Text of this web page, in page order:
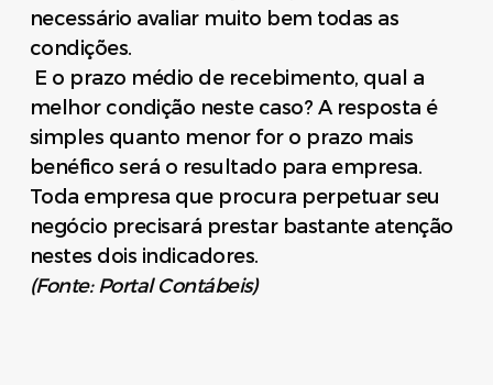
necessário avaliar muito bem todas as
condições.
E o prazo médio de recebimento, qual a
melhor condição neste caso? A resposta é
simples quanto menor for o prazo mais
benéfico será o resultado para empresa.
Toda empresa que procura perpetuar seu
negócio precisará prestar bastante atenção
nestes dois indicadores.
(Fonte: Portal Contábeis)